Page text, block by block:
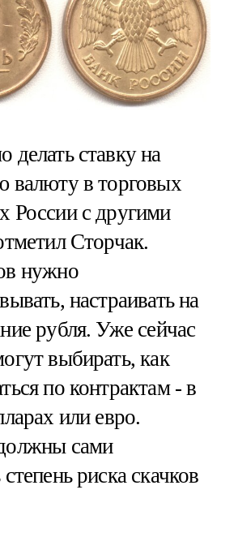
делать ставку на
валюту в торговых
России с другими
Сторчак.
нужно
настраивать на
рубля. Уже сейчас
выбирать, как
по контрактам - в
или евро.
сами
риска скачков